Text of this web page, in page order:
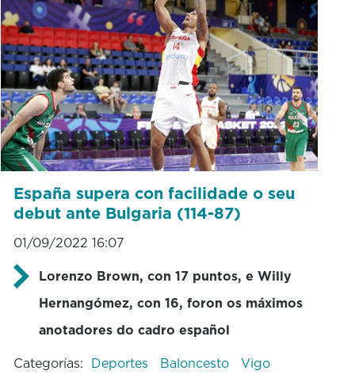
España supera con facilidade o seu
debut ante Bulgaria (114-87)
01/09/2022 16:07
Lorenzo Brown, con 17 puntos, e Willy
Hernangómez, con 16, foron os máximos
anotadores do cadro español
Categorías: Deportes Baloncesto Vigo